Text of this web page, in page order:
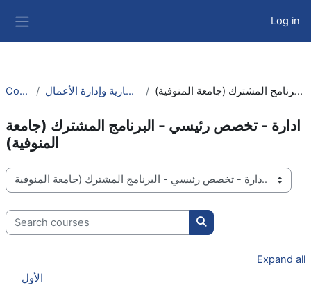
Skip to main content Log in
Courses كلية الدراسات التجارية وإدارة الأعمال ادارة - تخصص رئيسي - البرنامج المشترك (جامعة المنوفية)
ادارة - تخصص رئيسي - البرنامج المشترك (جامعة
المنوفية)
Course categories
Search courses
Search courses
Expand all
الأول